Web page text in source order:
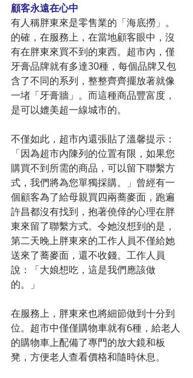
顧客永遠在心中
有人稱胖東來是零售業的「海底撈」。
的確，在服務上，在當地顧客眼中，沒
有在胖東來買不到的東西。超市內，僅
牙膏品牌就有多達30種，每個品牌又包
含了不同的系列，整整齊齊擺放著就像
一堵「牙膏牆」。而這種商品豐富度，
是可以媲美超一線城市的。
不僅如此，超市內還張貼了溫馨提示：
「因為超市內陳列的位置有限，如果您
購買不到所需的商品，可以留下聯繫方
式，我們將為您單獨採購。」曾經有一
個顧客為了給母親買四兩蕎麥面，跑遍
許昌都沒有找到，抱著僥倖的心理在胖
東來留了聯繫方式。令她沒想到的是，
第二天晚上胖東來的工作人員不僅給她
送來了蕎麥面，還不收錢。工作人員
說：「大娘想吃，這是我們應該做
的。」
在服務上，胖東來也將細節做到十分到
位。超市中僅僅購物車就有6種，給老人
的購物車上配備了專門的放大鏡和板
凳，方便老人查看價格和隨時休息。